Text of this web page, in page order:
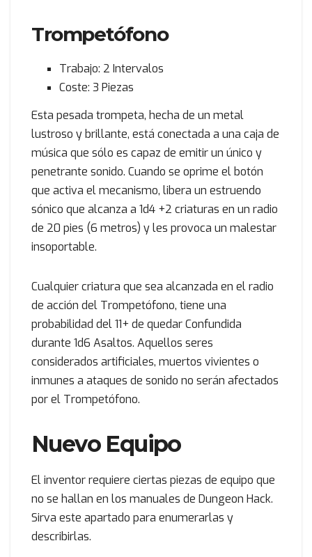
Trompetófono
Trabajo: 2 Intervalos
Coste: 3 Piezas
Esta pesada trompeta, hecha de un metal
lustroso y brillante, está conectada a una caja de
música que sólo es capaz de emitir un único y
penetrante sonido. Cuando se oprime el botón
que activa el mecanismo, libera un estruendo
sónico que alcanza a 1d4 +2 criaturas en un radio
de 20 pies (6 metros) y les provoca un malestar
insoportable.
Cualquier criatura que sea alcanzada en el radio
de acción del Trompetófono, tiene una
probabilidad del 11+ de quedar Confundida
durante 1d6 Asaltos. Aquellos seres
considerados artificiales, muertos vivientes o
inmunes a ataques de sonido no serán afectados
por el Trompetófono.
Nuevo Equipo
El inventor requiere ciertas piezas de equipo que
no se hallan en los manuales de Dungeon Hack.
Sirva este apartado para enumerarlas y
describirlas.